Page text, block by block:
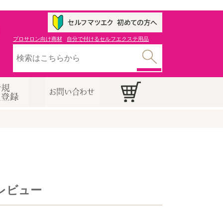
プロサロン向け商材 自分で付けるセルフエクステ用品
ビュー